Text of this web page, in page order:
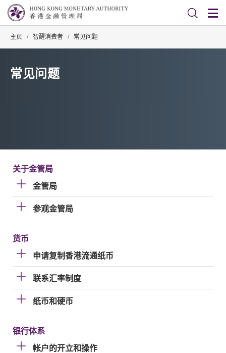
主页 / 智醒消费者 / 常见问题
常见问题
关于金管局
金管局
参观金管局
货币
申请复制香港流通纸币
联系汇率制度
纸币和硬币
银行体系
帐户的开立和操作